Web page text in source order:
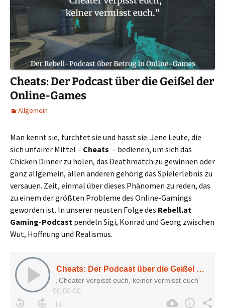
Cheats: Der Podcast über die Geißel der
Online-Games
Allgemein
Man kennt sie, fürchtet sie und hasst sie. Jene Leute, die
sich unfairer Mittel – Cheats – bedienen, um sich das
Chicken Dinner zu holen, das Deathmatch zu gewinnen oder
ganz allgemein, allen anderen gehörig das Spielerlebnis zu
versauen. Zeit, einmal über dieses Phänomen zu reden, das
zu einem der größten Probleme des Online-Gamings
geworden ist. In unserer neusten Folge des Rebell.at
Gaming-Podcast pendeln Sigi, Konrad und Georg zwischen
Wut, Hoffnung und Realismus.